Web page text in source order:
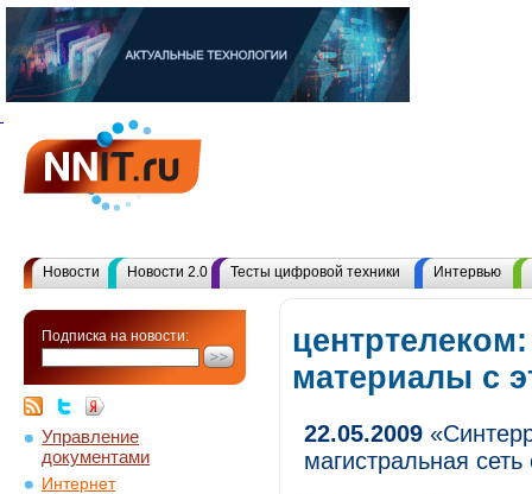
Новости Новости 2.0 Тесты цифровой техники Интервью
Подписка на новости:
Управление
документами
Интернет
материалы с
22.05.2009
магистральная